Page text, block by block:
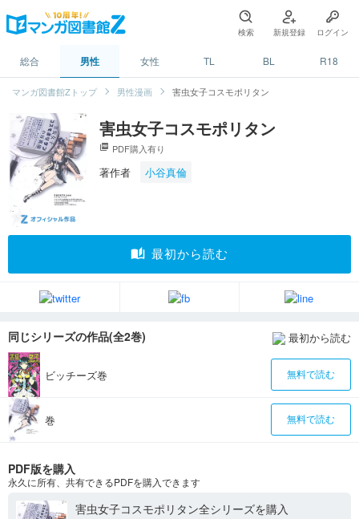
検索 新規登録 ログイン
総合 男性 女性 TL BL R18
マンガ図書館Zトップ 男性漫画 害虫女子コスモポリタン
害虫女子コスモポリタン
picture_as_pdf PDF購入有り
著作者 小谷真倫
auto_stories 最初から読む
同じシリーズの作品(全2巻) 最初から読む
ビッチーズ巻 無料で読む
巻 無料で読む
PDF版を購入
永久に所有、共有できるPDFを購入できます
害虫女子コスモポリタン全シリーズを購入